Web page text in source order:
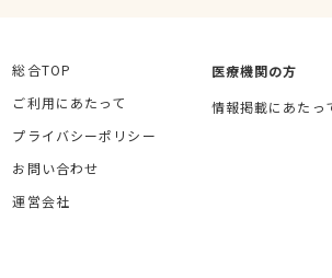
総合TOP
ご利用にあたって
プライバシーポリシー
お問い合わせ
運営会社
医療機関の方
情報掲載にあたっ